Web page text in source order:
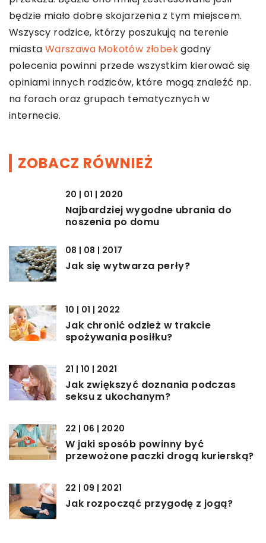
będzie miało dobre skojarzenia z tym miejscem.
Wszyscy rodzice, którzy poszukują na terenie
miasta Warszawa Mokotów żłobekgodny
polecenia powinni przede wszystkim kierować się
opiniami innych rodziców, które mogą znaleźć np.
na forach oraz grupach tematycznych w
internecie.
ZOBACZ RÓWNIEŻ
20 | 01 | 2020
Najbardziej wygodne ubrania do
noszenia po domu
08 | 08 | 2017
Jak się wytwarza perły?
10 | 01 | 2022
Jak chronić odzież w trakcie
spożywania posiłku?
21 | 10 | 2021
Jak zwiększyć doznania podczas
seksu z ukochanym?
22 | 06 | 2020
W jaki sposób powinny być
przewożone paczki drogą kurierską?
22 | 09 | 2021
Jak rozpocząć przygodę z jogą?